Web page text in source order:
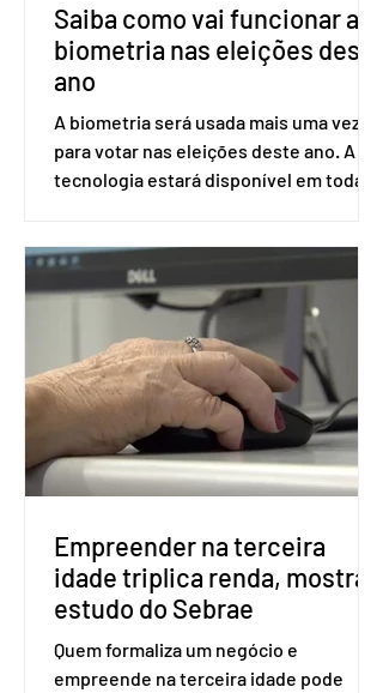
Saiba como vai funcionar a
biometria nas eleições deste
ano
A biometria será usada mais uma vez
para votar nas eleições deste ano. A
tecnologia estará disponível em todas
Apesar da requisição, a biometria não é
obrigatória para exercer o direito ao
voto. Se o título estiver regular, o
eleitor pode votar mesmo sem ter
realizado esse cadastro. Neste caso,
será exigido o documento de
identificação para acesso à urna
eletrônica. Se a urna eletrônica não
reconh
Empreender na terceira
idade triplica renda, mostra
estudo do Sebrae
Quem formaliza um negócio e
empreende na terceira idade pode